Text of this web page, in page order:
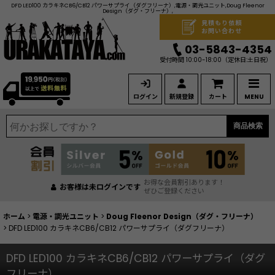
DFD LED100 カラキネCB6/CB12 パワーサプライ（ダグフリーナ）,電源・調光ユニット,Doug Fleenor
Design（ダグ・フリーナ）,
ログイン 新規登録 カート MENU
見積もり依頼
お問い合わせ
03-5843-4354
受付時間 10:00-18:00 （定休日:土日祝）
商品検索
お客様は未ログインです お得な会員割引あります！
ぜひご登録ください
ホーム > 電源・調光ユニット > Doug Fleenor Design（ダグ・フリーナ）
> DFD LED100 カラキネCB6/CB12 パワーサプライ（ダグフリーナ）
DFD LED100 カラキネCB6/CB12 パワーサプライ（ダグ